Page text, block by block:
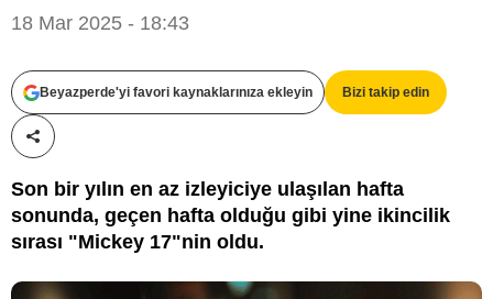
18 Mar 2025 - 18:43
Beyazperde'yi favori kaynaklarınıza ekleyin Bizi takip edin
Paylaş!
Son bir yılın en az izleyiciye ulaşılan hafta
sonunda, geçen hafta olduğu gibi yine ikincilik
sırası "Mickey 17"nin oldu.